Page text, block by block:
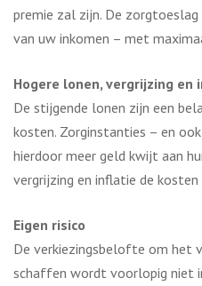
premie zal zijn. De
van uw inkomen – met
Hogere lonen, vergrijzing en
De stijgende lonen zijn een
kosten. Zorginstanties – en
hierdoor meer geld kwijt aan
vergrijzing en inflatie de kosten
Eigen risico
De verkiezingsbelofte om het
schaffen wordt voorlopig niet